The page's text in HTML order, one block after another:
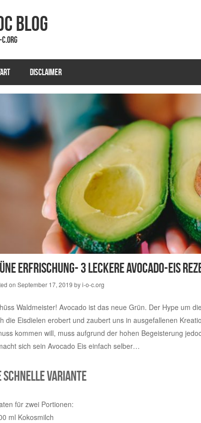
Blog
c.org
TO CONTENTDISCLAIMER
Erfrischung- 3 leckere Avocado-Eis
on September 17, 2019 byi-o-c.org
Waldmeister! Avocado ist das neue Grün. Der Hype um
die Eisdielen erobert und zaubert uns in ausgefallenen
kommen will, muss aufgrund der hohen Begeisterung
sich sein Avocado Eis einfach selber…
schnelle Variante
für zwei Portionen:
ml Kokosmilch